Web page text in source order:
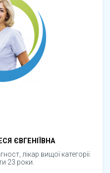
ЄВГЕНІЇВНА
лікар вищої категорії.
23 роки.